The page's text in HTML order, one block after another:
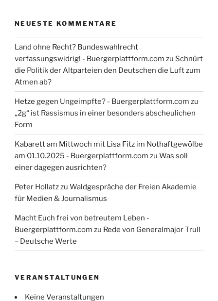
NEUESTE KOMMENTARE
Land ohne Recht? Bundeswahlrecht
verfassungswidrig! - Buergerplattform.com zu Schnürt
die Politik der Altparteien den Deutschen die Luft zum
Atmen ab?
Hetze gegen Ungeimpfte? - Buergerplattform.com zu
„2g“ ist Rassismus in einer besonders abscheulichen
Form
Kabarett am Mittwoch mit Lisa Fitz im Nothaftgewölbe
am 01.10.2025 - Buergerplattform.com zu Was soll
einer dagegen ausrichten?
Peter Hollatzzu Waldgespräche der Freien Akademie
für Medien & Journalismus
Macht Euch frei von betreutem Leben -
Buergerplattform.com zu Rede von Generalmajor Trull
– Deutsche Werte
VERANSTALTUNGEN
Keine Veranstaltungen